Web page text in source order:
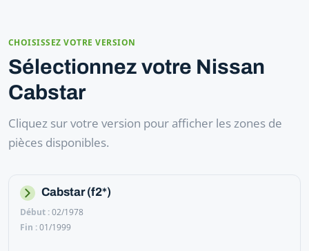
CHOISISSEZ VOTRE VERSION
Sélectionnez votre Nissan
Cabstar
Cliquez sur votre version pour afficher les zones de
pièces disponibles.
Cabstar (f2*)
02/1978
01/1999